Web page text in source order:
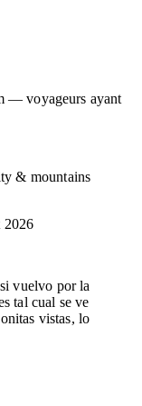
— voyageurs ayant
& mountains
vuelvo por la
tal cual se ve
vistas, lo